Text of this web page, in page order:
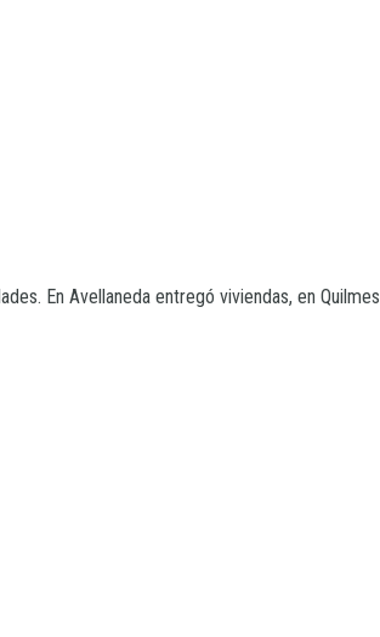
En Avellaneda entregó viviendas, en